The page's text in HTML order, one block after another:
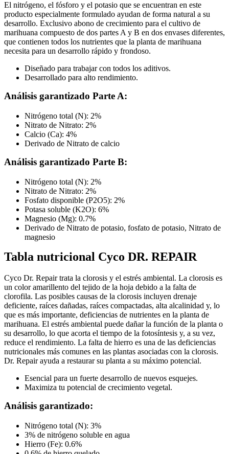
El nitrógeno, el fósforo y el potasio que se encuentran en este
producto especialmente formulado ayudan de forma natural a su
desarrollo. Exclusivo abono de crecimiento para el cultivo de
marihuana compuesto de dos partes A y B en dos envases diferentes,
que contienen todos los nutrientes que la planta de marihuana
necesita para un desarrollo rápido y frondoso.
Diseñado para trabajar con todos los aditivos.
Desarrollado para alto rendimiento.
Análisis garantizado Parte A:
Nitrógeno total (N): 2%
Nitrato de Nitrato: 2%
Calcio (Ca): 4%
Derivado de Nitrato de calcio
Análisis garantizado Parte B:
Nitrógeno total (N): 2%
Nitrato de Nitrato: 2%
Fosfato disponible (P2O5): 2%
Potasa soluble (K2O): 6%
Magnesio (Mg): 0.7%
Derivado de Nitrato de potasio, fosfato de potasio, Nitrato de
magnesio
Tabla nutricional Cyco DR. REPAIR
Cyco Dr. Repair trata la clorosis y el estrés ambiental. La clorosis es
un color amarillento del tejido de la hoja debido a la falta de
clorofila. Las posibles causas de la clorosis incluyen drenaje
deficiente, raíces dañadas, raíces compactadas, alta alcalinidad y, lo
que es más importante, deficiencias de nutrientes en la planta de
marihuana. El estrés ambiental puede dañar la función de la planta o
su desarrollo, lo que acorta el tiempo de la fotosíntesis y, a su vez,
reduce el rendimiento. La falta de hierro es una de las deficiencias
nutricionales más comunes en las plantas asociadas con la clorosis.
Dr. Repair ayuda a restaurar su planta a su máximo potencial.
Esencial para un fuerte desarrollo de nuevos esquejes.
Maximiza tu potencial de crecimiento vegetal.
Análisis garantizado:
Nitrógeno total (N): 3%
3% de nitrógeno soluble en agua
Hierro (Fe): 0.6%